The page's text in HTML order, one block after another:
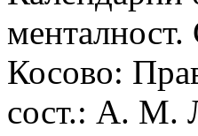
Косово:
сост.: А. М.